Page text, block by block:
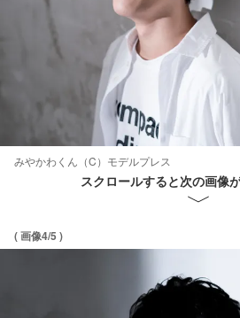
みやかわくん（C）モデルプレス
スクロールすると次の画像
( 画像4/5 )